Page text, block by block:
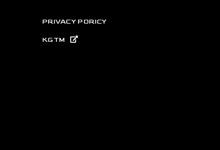
PRIVACY PORICY
KGTM